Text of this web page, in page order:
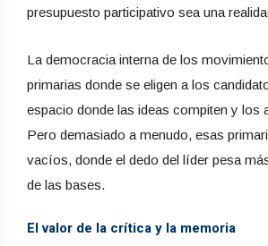
presupuesto participativo sea una
La democracia interna de los
primarias donde se eligen a los
espacio donde las ideas compiten y los
Pero demasiado a menudo, esas
vacíos, donde el dedo del líder pesa
de las bases.
El valor de la crítica y la memoria